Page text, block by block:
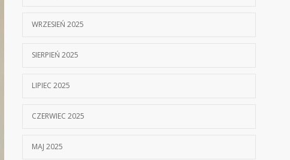
WRZESIEŃ 2025
SIERPIEŃ 2025
LIPIEC 2025
CZERWIEC 2025
MAJ 2025